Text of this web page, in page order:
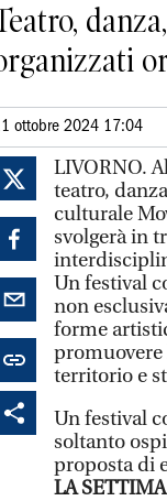
ottobre 2024 17:04
LIVORNO.
teatro,
culturale
svolgerà in
Un festival
non
forme
promuovere
territorio e
Un festival
soltanto
proposta di
LA